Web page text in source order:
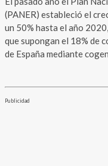
(PANER) estableció el
un 50% hasta el año
que supongan el 18% de
de España mediante
Publicidad